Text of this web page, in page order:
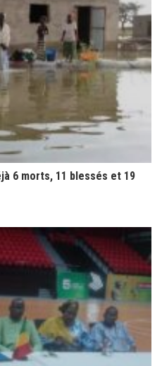
6 morts, 11 blessés et 19